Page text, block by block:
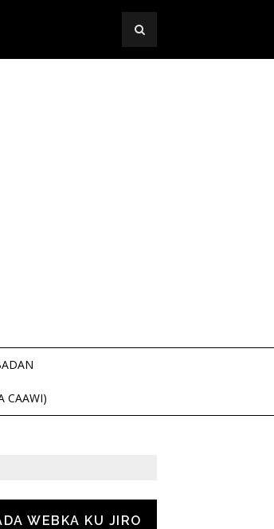
CAAWI)
WEBKA KU JIRO